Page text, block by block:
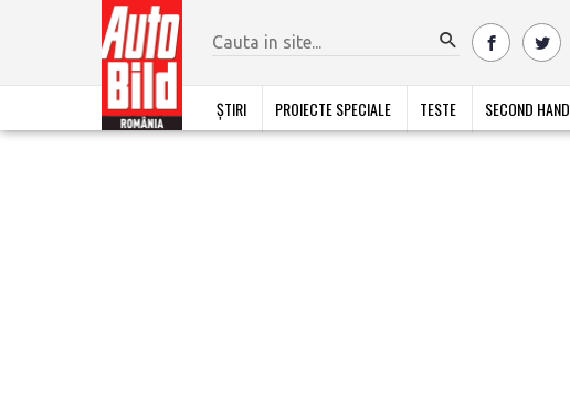
ȘTIRI PROIECTE SPECIALE TESTE SECOND HAND